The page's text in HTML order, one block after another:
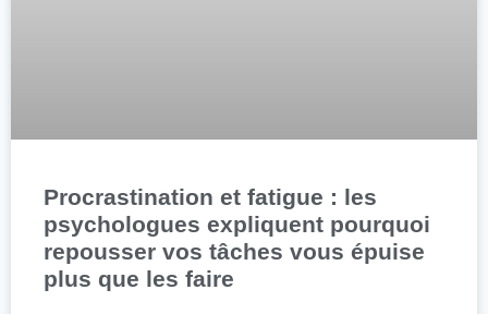
Procrastination et fatigue : les
psychologues expliquent pourquoi
repousser vos tâches vous épuise
plus que les faire